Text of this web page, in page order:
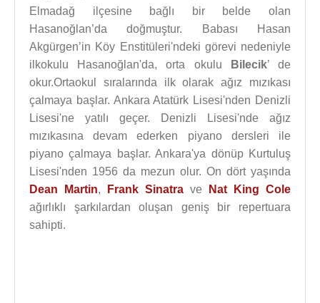
Elmadağ ilçesine bağlı bir belde olan
Hasanoğlan’da doğmuştur. Babası Hasan
Akgürgen’in Köy Enstitüleri'ndeki görevi nedeniyle
ilkokulu Hasanoğlan'da, orta okulu
Bilecik’ de
okur.Ortaokul sıralarında ilk olarak ağız mızıkası
çalmaya başlar. Ankara Atatürk Lisesi'nden Denizli
Lisesi'ne yatılı geçer. Denizli Lisesi'nde ağız
mızıkasına devam ederken piyano dersleri ile
piyano çalmaya başlar. Ankara'ya dönüp Kurtuluş
Lisesi'nden 1956 da mezun olur. On dört yaşında
Dean Martin, Frank Sinatra ve
Nat King Cole
ağırlıklı şarkılardan oluşan geniş bir repertuara
sahipti.